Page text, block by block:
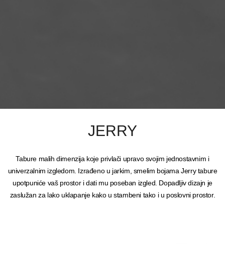
JERRY
Tabure malih dimenzija koje privlači upravo svojim jednostavnim i
univerzalnim izgledom. Izrađeno u jarkim, smelim bojama Jerry tabure
upotpuniće vaš prostor i dati mu poseban izgled. Dopadljiv dizajn je
zaslužan za lako uklapanje kako u stambeni tako i u poslovni prostor.